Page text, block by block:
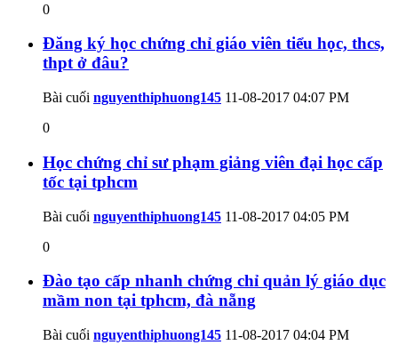
0
Đăng ký học chứng chỉ giáo viên tiểu học, thcs,
thpt ở đâu?
Bài cuối nguyenthiphuong145 11-08-2017 04:07 PM
0
Học chứng chỉ sư phạm giảng viên đại học cấp
tốc tại tphcm
Bài cuối nguyenthiphuong145 11-08-2017 04:05 PM
0
Đào tạo cấp nhanh chứng chỉ quản lý giáo dục
mầm non tại tphcm, đà nẵng
Bài cuối nguyenthiphuong145 11-08-2017 04:04 PM